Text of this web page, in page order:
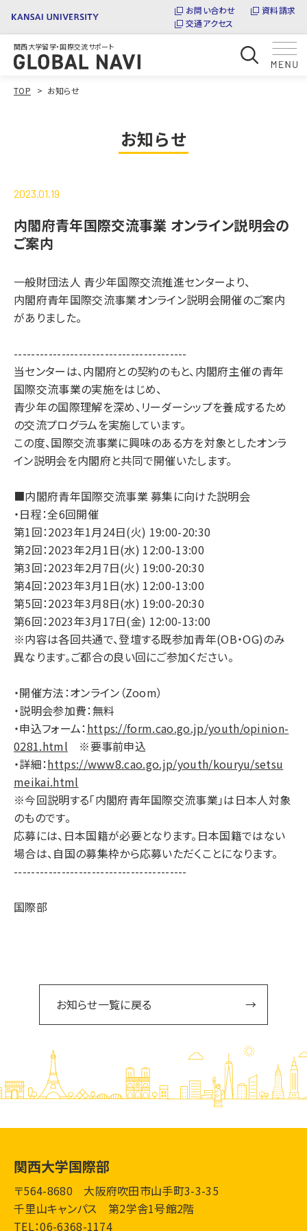
お問い合わせ
資料請求
交通アクセス
関西大学留学・国際交流サポート
TOP お知らせ
お知らせ
2023.01.19
内閣府青年国際交流事業 オンライン説明会の
ご案内
一般財団法人 青少年国際交流推進センターより、
内閣府青年国際交流事業オンライン説明会開催のご案内
がありました。
----------------------------------------
当センターは、内閣府との契約のもと、内閣府主催の青年
国際交流事業の実施をはじめ、
青少年の国際理解を深め、リーダーシップを養成するため
の交流プログラムを実施しています。
この度、国際交流事業に興味のある方を対象としたオンラ
イン説明会を内閣府と共同で開催いたします。
■内閣府青年国際交流事業 募集に向けた説明会
・日程：全6回開催
第1回：2023年1月24日(火) 19:00-20:30
第2回：2023年2月1日(水) 12:00-13:00
第3回：2023年2月7日(火) 19:00-20:30
第4回：2023年3月1日(水) 12:00-13:00
第5回：2023年3月8日(水) 19:00-20:30
第6回：2023年3月17日(金) 12:00-13:00
※内容は各回共通で、登壇する既参加青年(OB・OG)のみ
異なります。ご都合の良い回にご参加ください。
・開催方法：オンライン（Zoom）
・説明会参加費：無料
・申込フォーム：https://form.cao.go.jp/youth/opinion-
0281.html ※要事前申込
・詳細：https://www8.cao.go.jp/youth/kouryu/setsu
meikai.html
※今回説明する「内閣府青年国際交流事業」は日本人対象
のものです。
応募には、日本国籍が必要となります。日本国籍ではない
場合は、自国の募集枠から応募いただくことになります。
----------------------------------------
国際部
お知らせ一覧に戻る
関西大学国際部
〒564-8680 大阪府吹田市山手町3-3-35
千里山キャンパス 第2学舎1号館2階
TEL：06-6368-1174